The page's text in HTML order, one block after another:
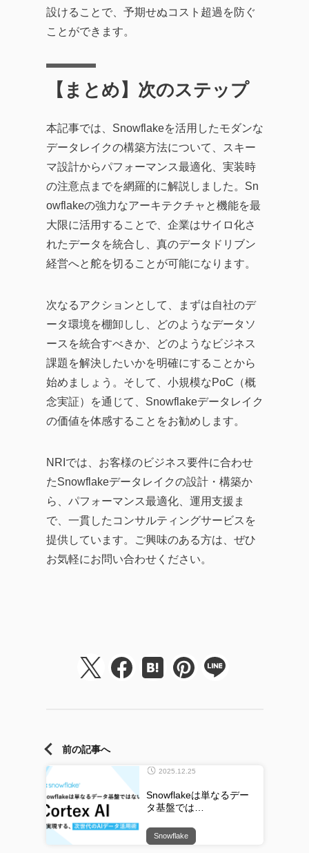
設けることで、予期せぬコスト超過を防ぐ
ことができます。
【まとめ】次のステップ
本記事では、Snowflakeを活用したモダンな
データレイクの構築方法について、スキー
マ設計からパフォーマンス最適化、実装時
の注意点までを網羅的に解説しました。Sn
owflakeの強力なアーキテクチャと機能を最
大限に活用することで、企業はサイロ化さ
れたデータを統合し、真のデータドリブン
経営へと舵を切ることが可能になります。
次なるアクションとして、まずは自社のデ
ータ環境を棚卸しし、どのようなデータソ
ースを統合すべきか、どのようなビジネス
課題を解決したいかを明確にすることから
始めましょう。そして、小規模なPoC（概
念実証）を通じて、Snowflakeデータレイク
の価値を体感することをお勧めします。
NRIでは、お客様のビジネス要件に合わせ
たSnowflakeデータレイクの設計・構築か
ら、パフォーマンス最適化、運用支援ま
で、一貫したコンサルティングサービスを
提供しています。ご興味のある方は、ぜひ
お気軽にお問い合わせください。
前の記事へ
2025.12.25
Snowflakeは単なるデー
タ基盤では…
Snowflake